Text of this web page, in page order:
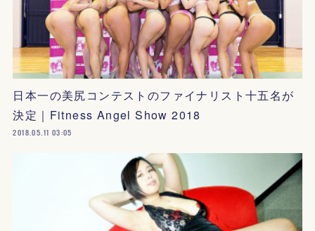
日本一の美尻コンテストのファイナリスト十五名が
決定｜Fitness Angel Show 2018
2018.05.11 03:05